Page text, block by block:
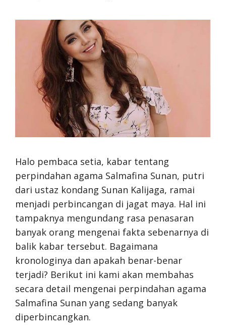
Halo pembaca setia, kabar tentang
perpindahan agama Salmafina Sunan, putri
dari ustaz kondang Sunan Kalijaga, ramai
menjadi perbincangan di jagat maya. Hal ini
tampaknya mengundang rasa penasaran
banyak orang mengenai fakta sebenarnya di
balik kabar tersebut. Bagaimana
kronologinya dan apakah benar-benar
terjadi? Berikut ini kami akan membahas
secara detail mengenai perpindahan agama
Salmafina Sunan yang sedang banyak
diperbincangkan.